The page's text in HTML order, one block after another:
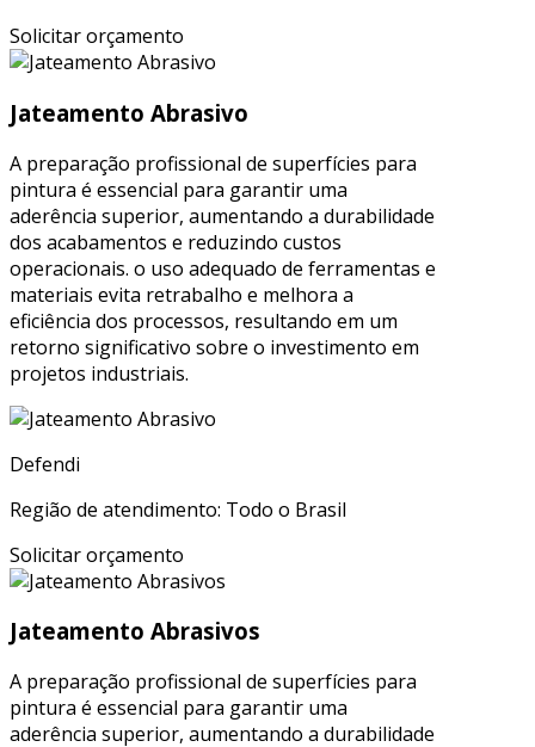
Solicitar orçamento
Jateamento Abrasivo
A preparação profissional de superfícies para
pintura é essencial para garantir uma
aderência superior, aumentando a durabilidade
dos acabamentos e reduzindo custos
operacionais. o uso adequado de ferramentas e
materiais evita retrabalho e melhora a
eficiência dos processos, resultando em um
retorno significativo sobre o investimento em
projetos industriais.
Defendi
Região de atendimento: Todo o Brasil
Solicitar orçamento
Jateamento Abrasivos
A preparação profissional de superfícies para
pintura é essencial para garantir uma
aderência superior, aumentando a durabilidade